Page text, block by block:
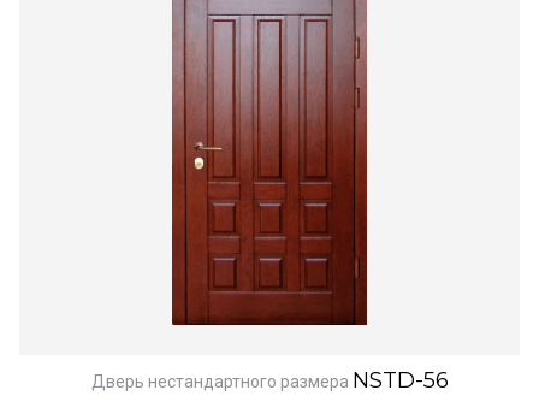
Дверь нестандартного размера NSTD-56